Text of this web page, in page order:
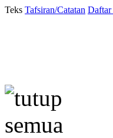
Teks Tafsiran/Catatan Daftar